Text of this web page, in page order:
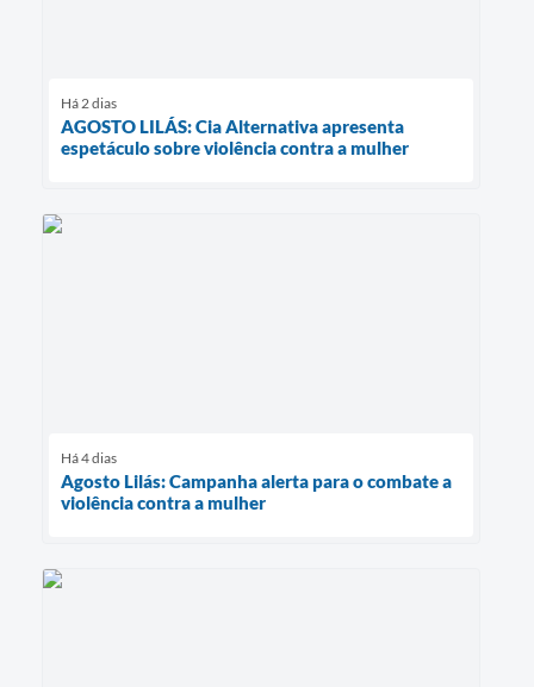
Há 2 dias
AGOSTO LILÁS: Cia Alternativa apresenta
espetáculo sobre violência contra a mulher
Há 4 dias
Agosto Lilás: Campanha alerta para o combate a
violência contra a mulher